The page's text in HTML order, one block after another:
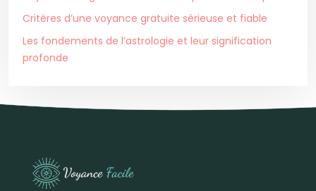
Critères d’une voyance gratuite sérieuse et fiable
Les fondements de l’astrologie et leur signification
profonde